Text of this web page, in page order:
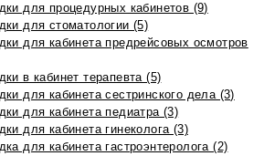
для процедурных кабинетов (9)
для стоматологии (5)
для кабинета предрейсовых осмотров
в кабинет терапевта (5)
для кабинета сестринского дела (3)
для кабинета педиатра (3)
для кабинета гинеколога (3)
для кабинета гастроэнтеролога (2)